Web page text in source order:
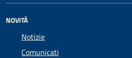
NOVITÀ
Notizie
Comunicati